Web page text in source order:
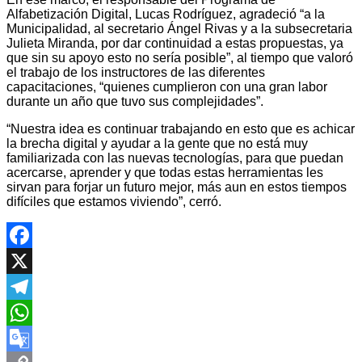
Alfabetización Digital, Lucas Rodríguez, agradeció “a la
Municipalidad, al secretario Ángel Rivas y a la subsecretaria
Julieta Miranda, por dar continuidad a estas propuestas, ya
que sin su apoyo esto no sería posible”, al tiempo que valoró
el trabajo de los instructores de las diferentes
capacitaciones, “quienes cumplieron con una gran labor
durante un año que tuvo sus complejidades”.
“Nuestra idea es continuar trabajando en esto que es achicar
la brecha digital y ayudar a la gente que no está muy
familiarizada con las nuevas tecnologías, para que puedan
acercarse, aprender y que todas estas herramientas les
sirvan para forjar un futuro mejor, más aun en estos tiempos
difíciles que estamos viviendo”, cerró.
Facebook
X
Telegram
WhatsApp